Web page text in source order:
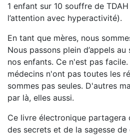
1 enfant sur 10 souffre de
l’attention avec hyperactivité).
En tant que mères, nous
Nous passons plein d’appels
nos enfants. Ce n'est pas
médecins n'ont pas toutes les
sommes pas seules. D'autres
par là, elles aussi.
Ce livre électronique partagera
des secrets et de la sagesse